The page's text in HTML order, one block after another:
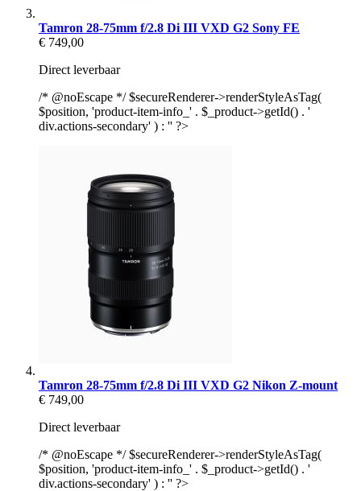
Tamron 28-75mm f/2.8 Di III VXD G2 Sony FE
€ 749,00
Direct leverbaar
/* @noEscape */ $secureRenderer->renderStyleAsTag(
$position, 'product-item-info_' . $_product->getId() . '
div.actions-secondary' ) : '' ?>
Tamron 28-75mm f/2.8 Di III VXD G2 Nikon Z-mount
€ 749,00
Direct leverbaar
/* @noEscape */ $secureRenderer->renderStyleAsTag(
$position, 'product-item-info_' . $_product->getId() . '
div.actions-secondary' ) : '' ?>